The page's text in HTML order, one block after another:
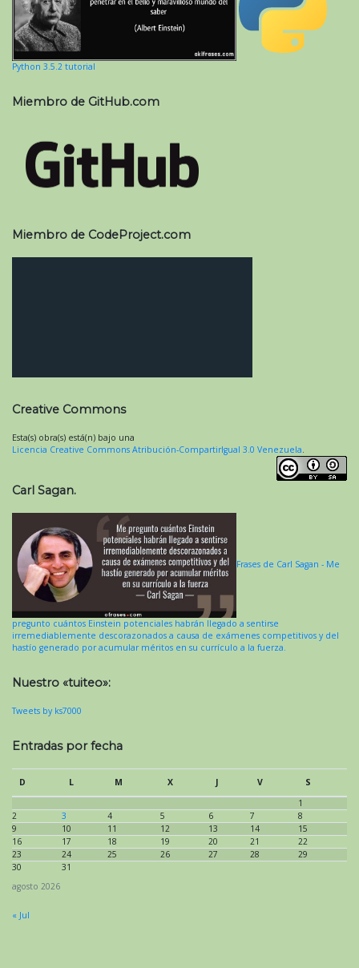
Python 3.5.2 tutorial
Miembro de GitHub.com
Miembro de CodeProject.com
Creative Commons
Esta(s) obra(s) está(n) bajo una
Licencia Creative Commons Atribución-CompartirIgual 3.0 Venezuela
Carl Sagan.
Frases de Carl Sagan - Me
pregunto cuántos Einstein potenciales habrán llegado a sentirse
irremediablemente descorazonados a causa de exámenes competitivos y del
hastío generado por acumular méritos en su currículo a la fuerza.
Nuestro «tuiteo»:
Tweets by ks7000
Entradas por fecha
agosto 2026
D L M X J V
S
1
2
3 4 5 6 7
8
9
10 11 12 13 14
15
16
17 18 19 20 21
22
23
24 25 26 27 28
29
30
31
« Jul